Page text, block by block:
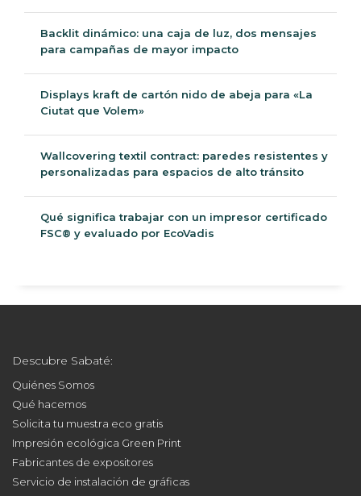
Backlit dinámico: una caja de luz, dos mensajes
para campañas de mayor impacto
Displays kraft de cartón nido de abeja para «La
Ciutat que Volem»
Wallcovering textil contract: paredes resistentes y
personalizadas para espacios de alto tránsito
Qué significa trabajar con un impresor certificado
FSC® y evaluado por EcoVadis
Descubre Sabaté:
Quiénes Somos
Qué hacemos
Solicita tu muestra eco gratis
Impresión ecológica Green Print
Fabricantes de expositores
Servicio de instalación de gráficas